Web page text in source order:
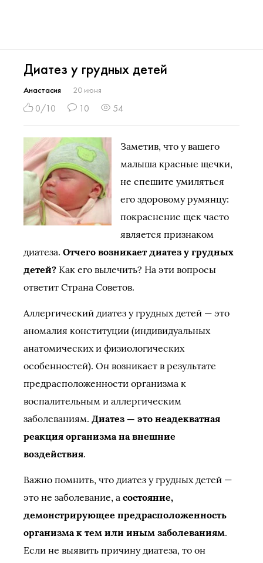
Диатез у грудных детей
Анастасия 20 июня
0/10 10 54
Заметив, что у вашего
малыша красные щечки,
не спешите умиляться
его здоровому румянцу:
покраснение щек часто
является признаком
диатеза. Отчего возникает диатез у грудных
детей? Как его вылечить? На эти вопросы
ответит Страна Советов.
Аллергический диатез у грудных детей — это
аномалия конституции (индивидуальных
анатомических и физиологических
особенностей). Он возникает в результате
предрасположенности организма к
воспалительным и аллергическим
заболеваниям. Диатез — это неадекватная
реакция организма на внешние
воздействия.
Важно помнить, что диатез у грудных детей —
это не заболевание, а состояние,
демонстрирующее предрасположенность
организма к тем или иным заболеваниям.
Если не выявить причину диатеза, то он